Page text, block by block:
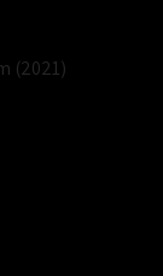
(2021)